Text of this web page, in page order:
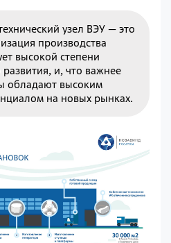
узел ВЭУ — это
производства
высокой степени
и, что важнее
обладают высоким
на новых рынках.